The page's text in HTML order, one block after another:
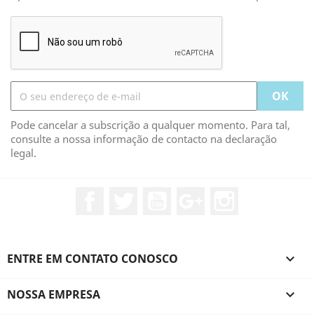
Pode cancelar a subscrição a qualquer momento. Para tal,
consulte a nossa informação de contacto na declaração
legal.
ENTRE EM CONTATO CONOSCO 
NOSSA EMPRESA 